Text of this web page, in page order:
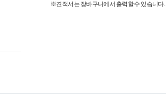
※견적서는 장바구니에서 출력할 수 있습니다.